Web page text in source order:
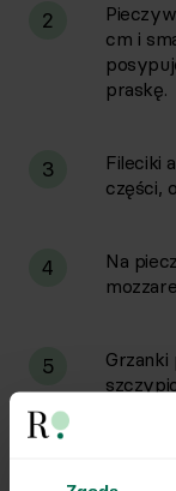
2
cm i
praskę.
3
Fileciki
części,
4
Na
5